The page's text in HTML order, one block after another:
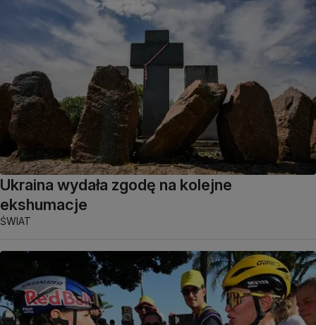
Ukraina wydała zgodę na kolejne
ekshumacje
ŚWIAT